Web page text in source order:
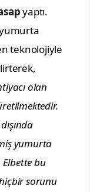
yaptı.
teknolojiyle
olan
yumurta
Elbette bu
sorunu